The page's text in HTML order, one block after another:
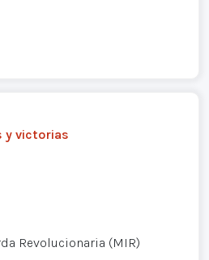
y victorias
Revolucionaria (MIR)